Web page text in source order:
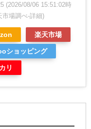
(2026/08/06 15:51:02時
市場調べ-詳細)
楽天市場
ショッピング
リ